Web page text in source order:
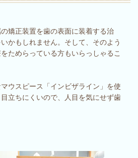
矯正装置を歯の表面に装着する治
かもしれません。そして、そのよう
ためらっている方もいらっしゃるこ
ウスピース「インビザライン」を使
立ちにくいので、人目を気にせず歯